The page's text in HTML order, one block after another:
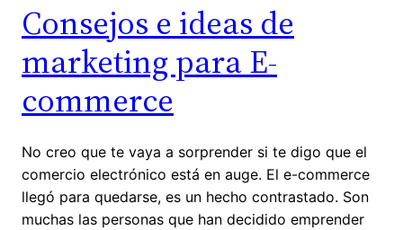
Consejos e ideas de
marketing para E-
commerce
No creo que te vaya a sorprender si te digo que el
comercio electrónico está en auge. El e-commerce
llegó para quedarse, es un hecho contrastado. Son
muchas las personas que han decidido emprender